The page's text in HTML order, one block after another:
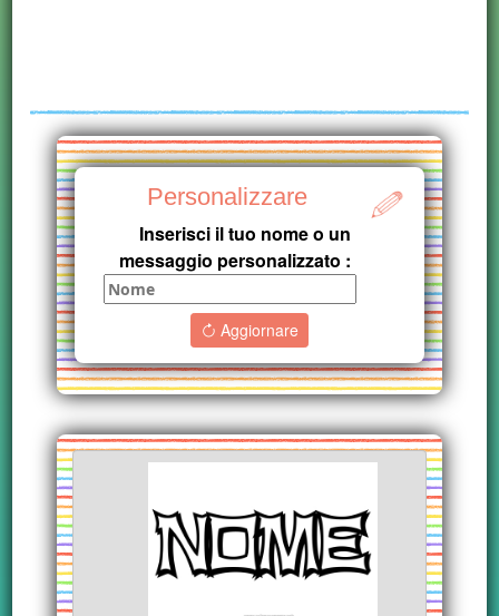
Personalizzare
Inserisci il tuo nome o un
messaggio personalizzato :
Aggiornare